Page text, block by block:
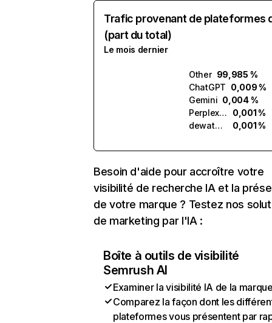
Trafic provenant de plateformes
(part du total)
Le mois dernier
Other 99,985 %
ChatGPT 0,009 %
Gemini 0,004 %
Perplexity
0,001 %
dewatermark.ai
0,001 %
Besoin d'aide pour accroître votre
visibilité de recherche IA et la
de votre marque ? Testez nos
de marketing par l'IA :
Boîte à outils de visibilité
Semrush AI
Examiner la visibilité IA de la
Comparez la façon dont les
plateformes vous présentent par